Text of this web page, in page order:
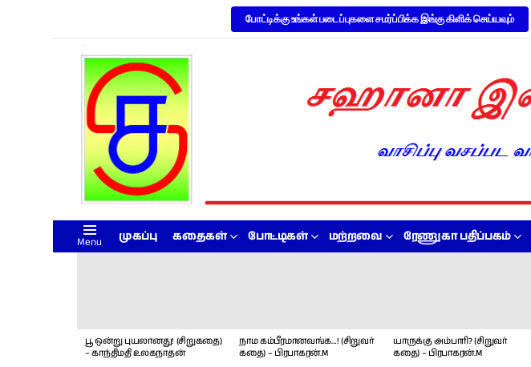
போட்டிக்கு உங்கள் படைப்புகளை சமர்ப்பிக்க இங்கு கிளிக் செய்யவும்
Menu முகப்பு கதைகள் போட்டிகள் மற்றவை ரேணுகா பதிப்பகம்
பூ ஒன்று புயலானது! (சிறுகதை)
– காந்திமதி உலகநாதன்
நாம கம்பீரமானவங்க…! (சிறுவர்
கதை) – பிரபாகரன்.M
யாருக்கு அம்பாரி? (சிறுவர்
கதை) – பிரபாகரன்.M